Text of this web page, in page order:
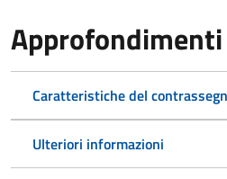
Approfondimenti
Caratteristiche del
Ulteriori informazioni